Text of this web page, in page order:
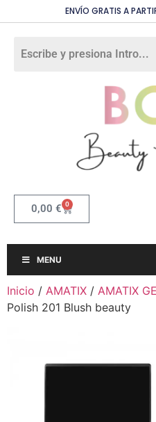
ENVÍO GRATIS A
0,00 € 0
MENU
Inicio / AMATIX / AMATIX
Polish 201 Blush beauty